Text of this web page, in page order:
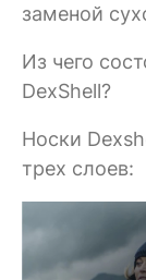
заменой
Из чего
DexShell?
Носки
трех слоев: